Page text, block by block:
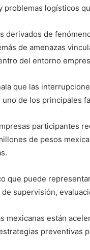
logísticos
derivados de
de amenazas
del entorno
que las
de los principales
participantes
de pesos
que puede
supervisión,
mexicanas están
preventivas